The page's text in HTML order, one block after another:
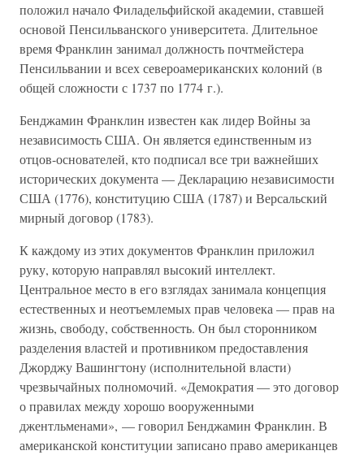
положил начало Филадельфийской академии, ставшей
основой Пенсильванского университета. Длительное
время Франклин занимал должность почтмейстера
Пенсильвании и всех североамериканских колоний (в
общей сложности с 1737 по 1774 г.).
Бенджамин Франклин известен как лидер Войны за
независимость США. Он является единственным из
отцов-основателей, кто подписал все три важнейших
исторических документа — Декларацию независимости
США (1776), конституцию США (1787) и Версальский
мирный договор (1783).
К каждому из этих документов Франклин приложил
руку, которую направлял высокий интеллект.
Центральное место в его взглядах занимала концепция
естественных и неотъемлемых прав человека — прав на
жизнь, свободу, собственность. Он был сторонником
разделения властей и противником предоставления
Джорджу Вашингтону (исполнительной власти)
чрезвычайных полномочий. «Демократия — это договор
о правилах между хорошо вооруженными
джентльменами», — говорил Бенджамин Франклин. В
американской конституции записано право американцев